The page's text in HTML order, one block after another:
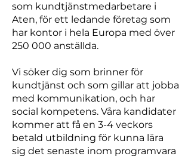
som kundtjänstmedarbetare i
Aten, för ett ledande företag som
har kontor i hela Europa med över
250 000 anställda.
Vi söker dig som brinner för
kundtjänst och som gillar att jobba
med kommunikation, och har
social kompetens. Våra kandidater
kommer att få en 3-4 veckors
betald utbildning för kunna lära
sig det senaste inom programvara